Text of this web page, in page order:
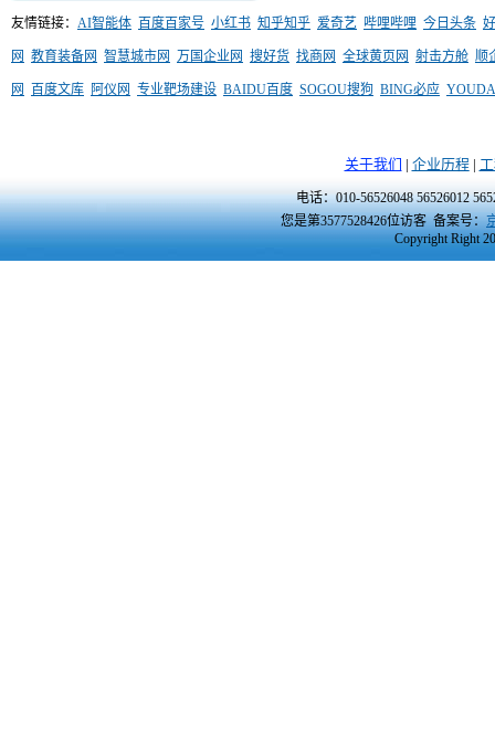
友情链接： AI智能体 百度百家号 小红书 知乎知乎 爱奇艺 哔哩哔哩 今日头条
网 教育装备网 智慧城市网 万国企业网 搜好货 找商网 全球黄页网 射击方舱 顺
网 百度文库 阿仪网 专业靶场建设 BAIDU百度 SOGOU搜狗 BING必应
关于我们 | 企业历程|
电话：010-56526048 56526012
您是第3577528426位访客备案号：
Copyright Right